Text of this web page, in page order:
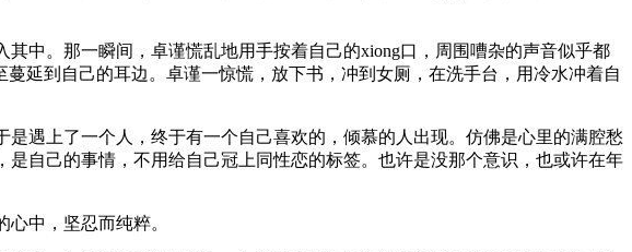
中。那一瞬间，卓谨慌乱地用手按着自己的xiong口，周围嘈杂的声音似乎都
延到自己的耳边。卓谨一惊慌，放下书，冲到女厕，在洗手台，用冷水冲着自
遇上了一个人，终于有一个自己喜欢的，倾慕的人出现。仿佛是心里的满腔愁
自己的事情，不用给自己冠上同性恋的标签。也许是没那个意识，也或许在年
中，坚忍而纯粹。